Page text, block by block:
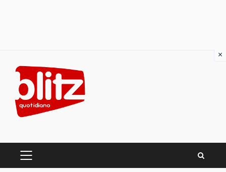
content
PRIMARY
×